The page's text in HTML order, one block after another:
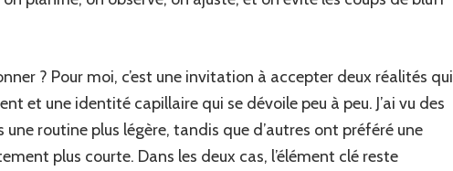
? Pour moi, c’est une invitation à accepter deux réalités qui
et une identité capillaire qui se dévoile peu à peu. J’ai vu des
une routine plus légère, tandis que d’autres ont préféré une
plus courte. Dans les deux cas, l’élément clé reste